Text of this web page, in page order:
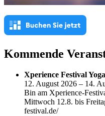
Kommende
Xperience Festival
12. August 2026 – 14.
Bin am Xperience-
Mittwoch 12.8. bis
festival.de/